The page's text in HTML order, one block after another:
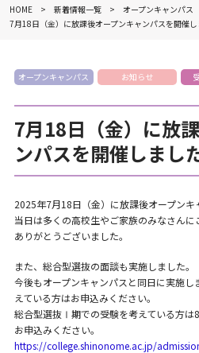
HOME 新着情報一覧
オープンキャンパス
7月18日（金）に放課後オープンキャンパスを開催し
オープンキャンパス お知らせ
7月18日（金）に放
ンパスを開催しまし
2025年7月18日（金）に放課後オープンキ
当日は多くの高校生やご家族のみなさんに
ありがとうございました。
また、総合型選抜の面談も実施しました。
今後もオープンキャンパスと同日に実施
えている方はお申込みください。
総合型選抜Ⅰ期での受験を考えている方
お申込みください。
https://college.shinonome.ac.jp/